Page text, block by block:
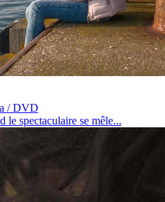
/ DVD
le spectaculaire se mêle...